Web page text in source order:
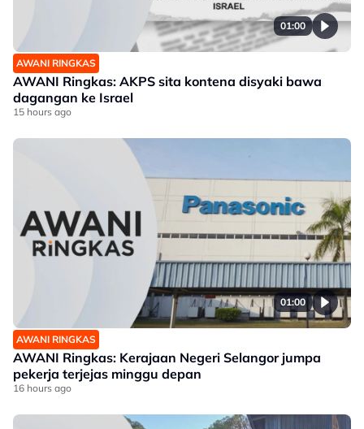
01:00
AWANI RINGKAS
AWANI Ringkas: AKPS sita kontena disyaki bawa
dagangan ke Israel
15 hours ago
01:00
AWANI RINGKAS
AWANI Ringkas: Kerajaan Negeri Selangor jumpa
pekerja terjejas minggu depan
16 hours ago